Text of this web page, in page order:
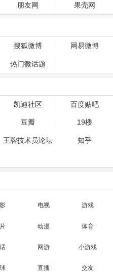
朋友网 果壳网
搜狐微博 网易微博
热门微话题
凯迪社区 百度贴吧
豆瓣 19楼
王牌技术员论坛 知乎
电视 游戏
动漫 体育
网游 小游戏
直播 交友